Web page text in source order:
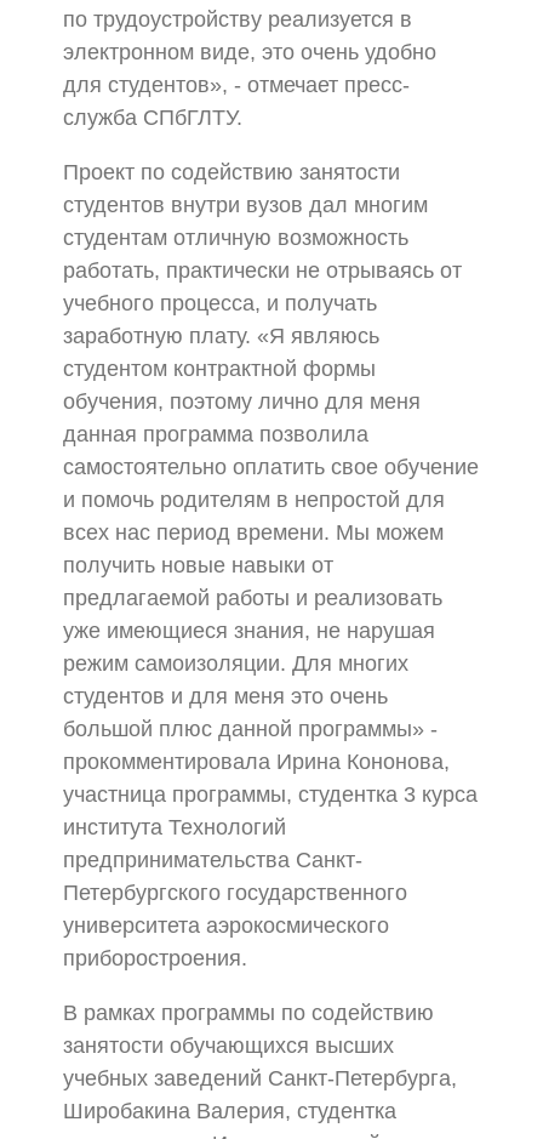
по трудоустройству реализуется в
электронном виде, это очень удобно
для студентов», - отмечает пресс-
служба СПбГЛТУ.
Проект по содействию занятости
студентов внутри вузов дал многим
студентам отличную возможность
работать, практически не отрываясь от
учебного процесса, и получать
заработную плату. «Я являюсь
студентом контрактной формы
обучения, поэтому лично для меня
данная программа позволила
самостоятельно оплатить свое обучение
и помочь родителям в непростой для
всех нас период времени. Мы можем
получить новые навыки от
предлагаемой работы и реализовать
уже имеющиеся знания, не нарушая
режим самоизоляции. Для многих
студентов и для меня это очень
большой плюс данной программы» -
прокомментировала Ирина Кононова,
участница программы, студентка 3 курса
института Технологий
предпринимательства Санкт-
Петербургского государственного
университета аэрокосмического
приборостроения.
В рамках программы по содействию
занятости обучающихся высших
учебных заведений Санкт-Петербурга,
Широбакина Валерия, студентка